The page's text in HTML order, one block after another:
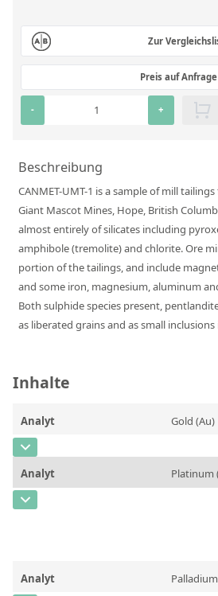
Übersicht: Kundenspezifische Standards
Anorganische wässrige
Organische Analyten | Rückstandsanalytik
Metallstandards | Setting Up Samples
Kundenspezifische Polymerstandards
Pharmazeutische und organische
RFA-Monitorproben aus Silikatglas
Kundenspezifische Partikelstandards
Über uns
Unsere Partner und Marken
Presse und Aktuelles
Vertretungen im Ausland
Messen und Events
DIN EN ISO 9001:2015 Zertifizierung
Zur
Preis auf Anfrage
- +
Beschreibung
CANMET-UMT-1 is a sample of mill
Giant Mascot Mines, Hope, British
almost entirely of silicates including
amphibole (tremolite) and chlorite. Ore
portion of the tailings, and include
and some iron, magnesium, aluminum
Both sulphide species present,
as liberated grains and as small inclusions
Inhalte
Analyt Gold (Au)
CAS-Nummer
Konzentration 48
Einheit
Analyt Platinum
CAS-Nummer
Zusätzliche Informationen
Analyt